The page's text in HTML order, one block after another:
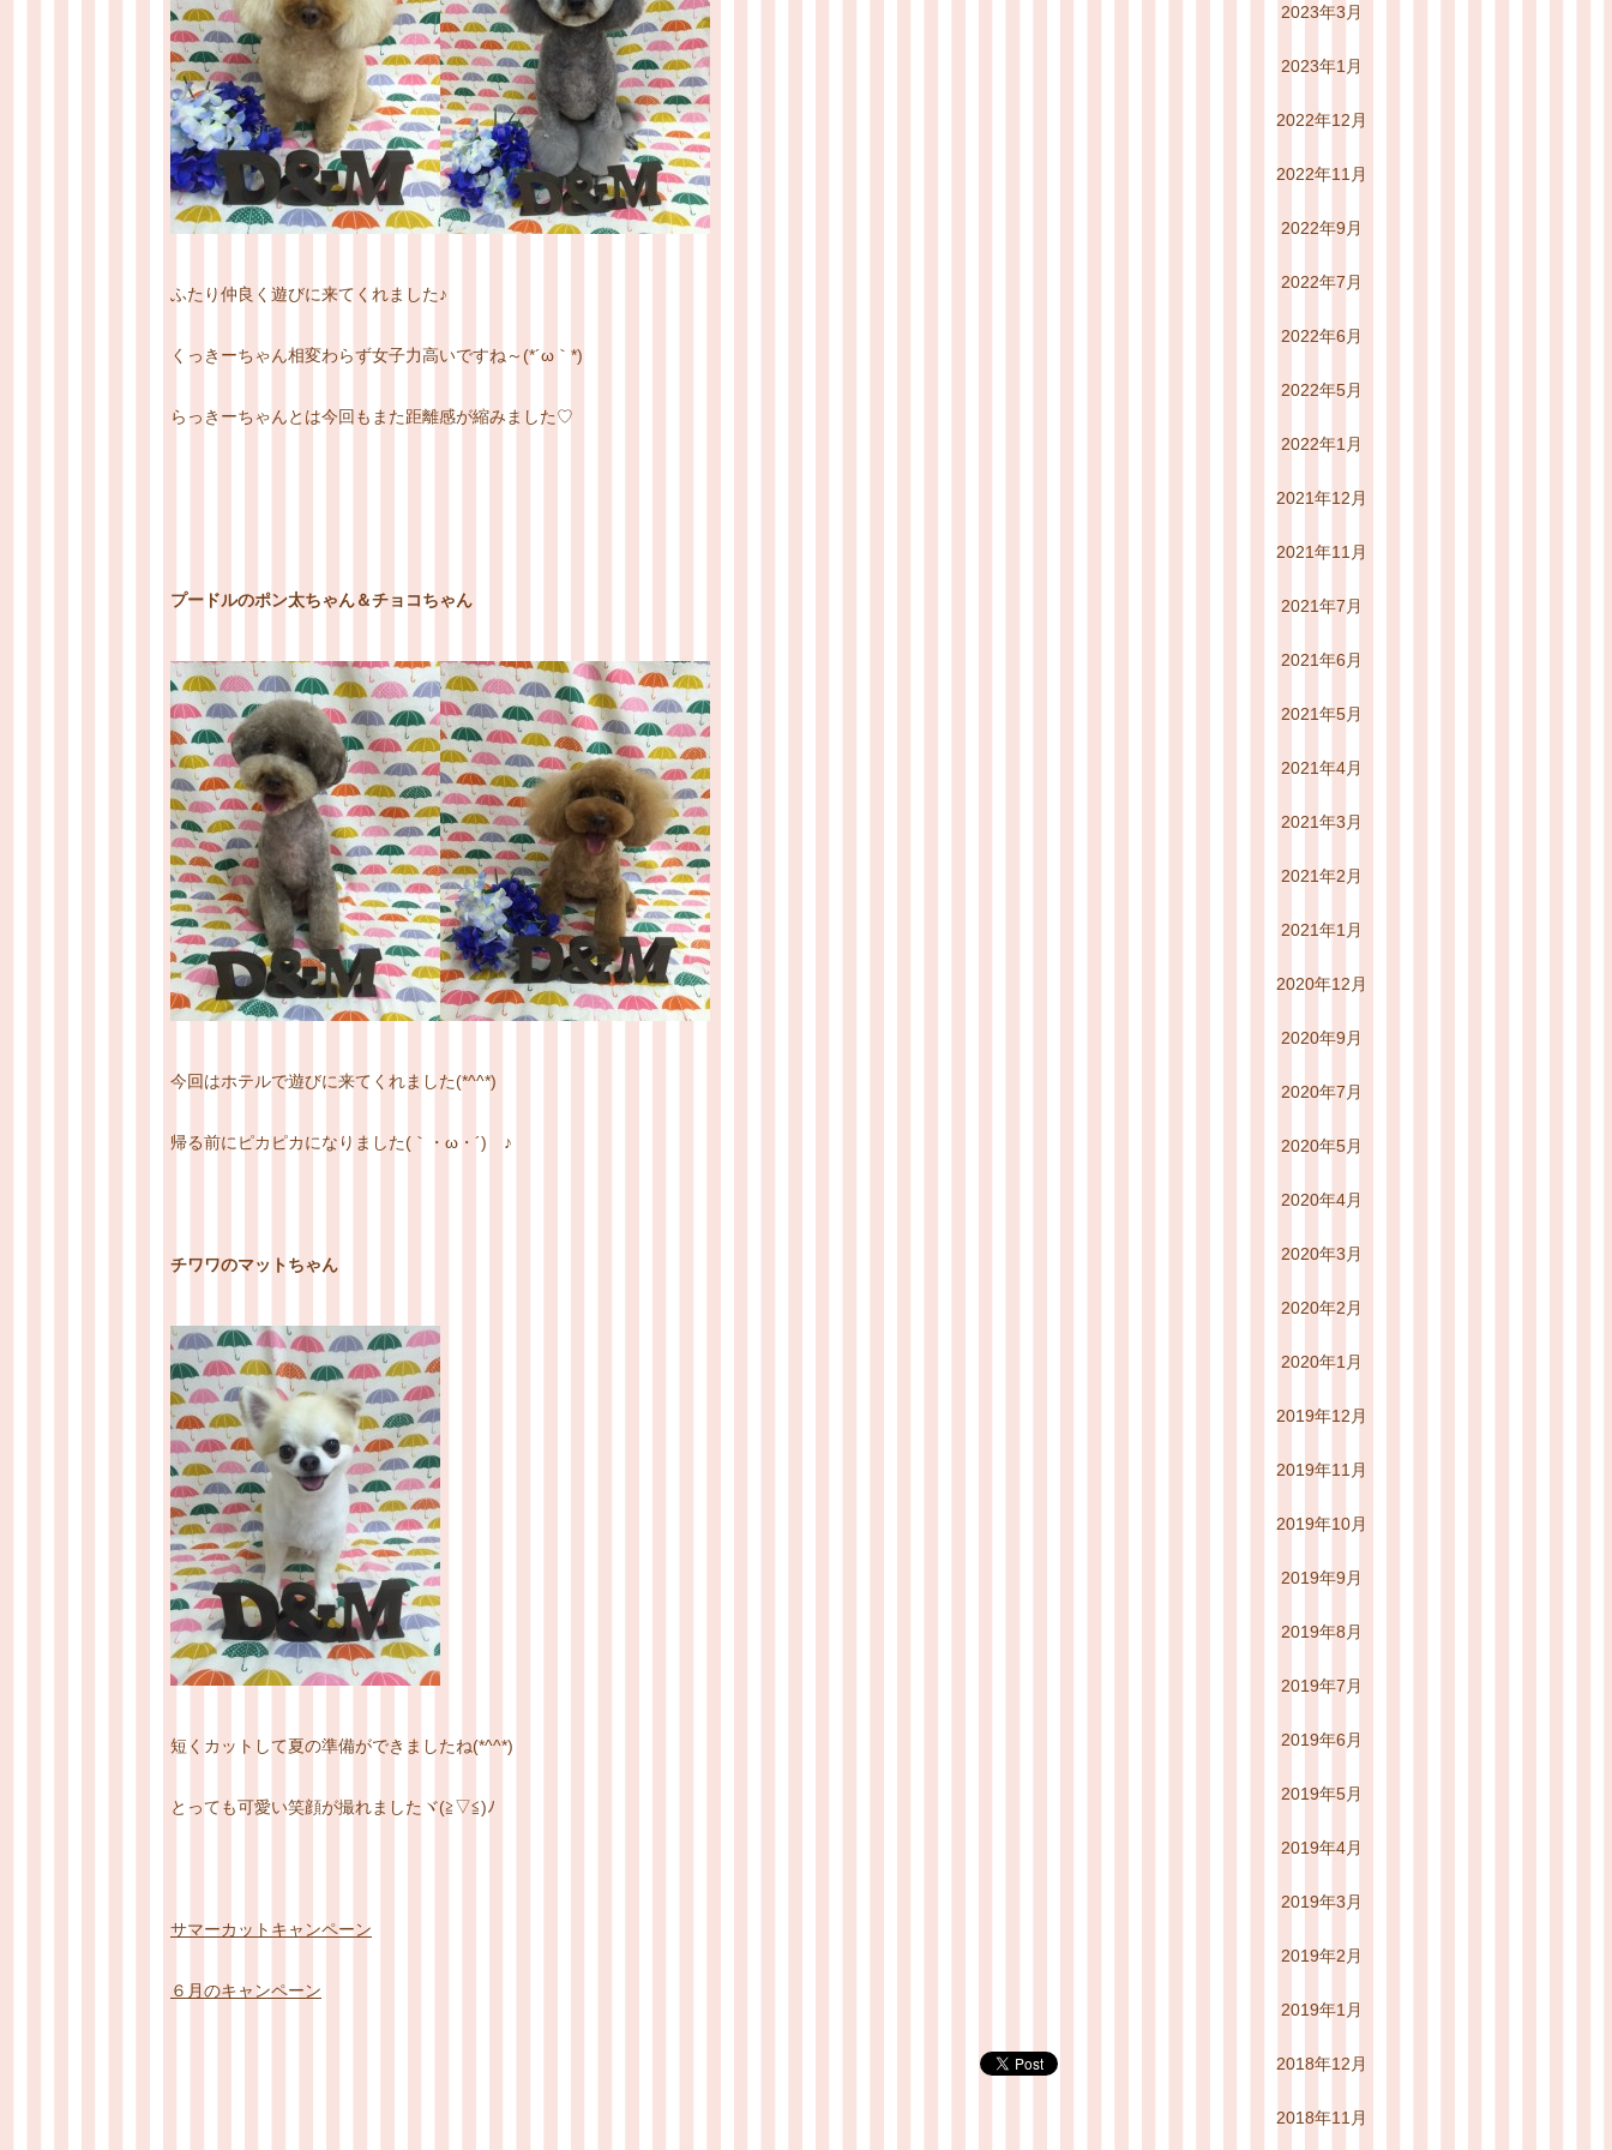
ふたり仲良く遊びに来てくれました♪
くっきーちゃん相変わらず女子力高いですね～(*´ω｀*)
らっきーちゃんとは今回もまた距離感が縮みました♡
プードルのポン太ちゃん＆チョコちゃん
今回はホテルで遊びに来てくれました(*^^*)
帰る前にピカピカになりました(｀・ω・´)ゞ♪
チワワのマットちゃん
短くカットして夏の準備ができましたね(*^^*)
とっても可愛い笑顔が撮れましたヾ(≧▽≦)ﾉ
サマーカットキャンペーン
６月のキャンペーン
2023年3月
2023年1月
2022年12月
2022年11月
2022年9月
2022年7月
2022年6月
2022年5月
2022年1月
2021年12月
2021年11月
2021年7月
2021年6月
2021年5月
2021年4月
2021年3月
2021年2月
2021年1月
2020年12月
2020年9月
2020年7月
2020年5月
2020年4月
2020年3月
2020年2月
2020年1月
2019年12月
2019年11月
2019年10月
2019年9月
2019年8月
2019年7月
2019年6月
2019年5月
2019年4月
2019年3月
2019年2月
2019年1月
2018年12月
2018年11月